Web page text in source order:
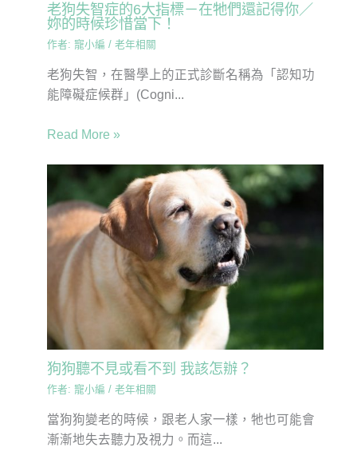
老狗失智症的6大指標－在牠們還記得你／
妳的時候珍惜當下！
作者: 寵小編 / 老年相關
老狗失智，在醫學上的正式診斷名稱為「認知功
能障礙症候群」(Cogni...
Read More »
狗狗聽不見或看不到 我該怎辦？
作者: 寵小編 / 老年相關
當狗狗變老的時候，跟老人家一樣，牠也可能會
漸漸地失去聽力及視力。而這...